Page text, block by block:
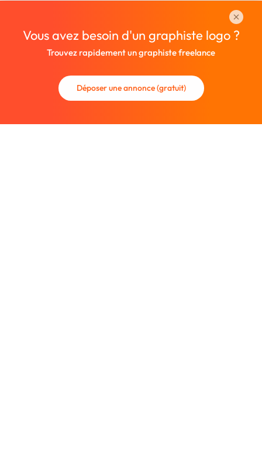
Vous avez besoin d'un graphiste logo ?
Trouvez rapidement un graphiste freelance
Déposer une annonce (gratuit)